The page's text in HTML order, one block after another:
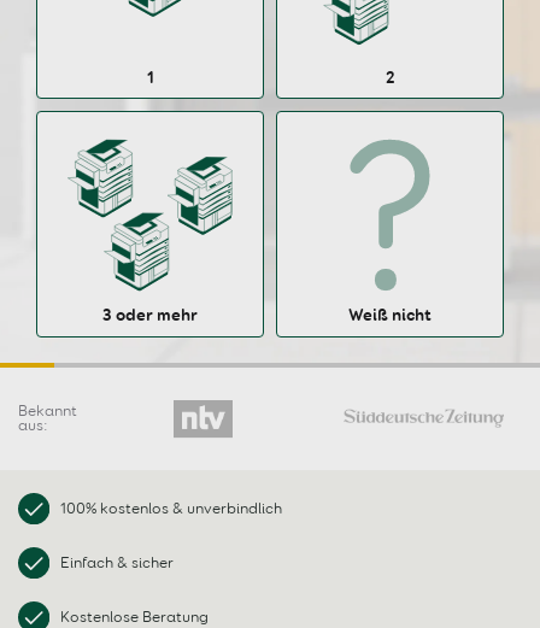
1 2
3 oder mehr Weiß nicht
Bekannt
aus:
100% kostenlos & unverbindlich
Einfach & sicher
Kostenlose Beratung